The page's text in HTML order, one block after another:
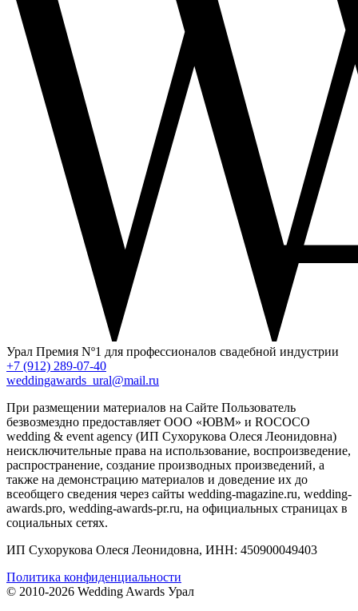
Урал Премия Nº1 для профессионалов свадебной индустрии
+7 (912) 289-07-40
weddingawards_ural@mail.ru
При размещении материалов на Сайте Пользователь
безвозмездно предоставляет ООО «ЮВМ» и ROCOCO
wedding & event agency (ИП Сухорукова Олеся Леонидовна)
неисключительные права на использование, воспроизведение,
распространение, создание производных произведений, а
также на демонстрацию материалов и доведение их до
всеобщего сведения через сайты wedding-magazine.ru, wedding-
awards.pro, wedding-awards-pr.ru, на официальных страницах в
социальных сетях.
ИП Сухорукова Олеся Леонидовна, ИНН: 450900049403
Политика конфиденциальности
© 2010-2026 Wedding Awards Урал